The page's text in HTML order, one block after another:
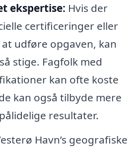
ekspertise: Hvis der
certificeringer eller
udføre opgaven, kan
stige. Fagfolk med
kan ofte koste
kan også tilbyde mere
resultater.
Havn’s geografiske